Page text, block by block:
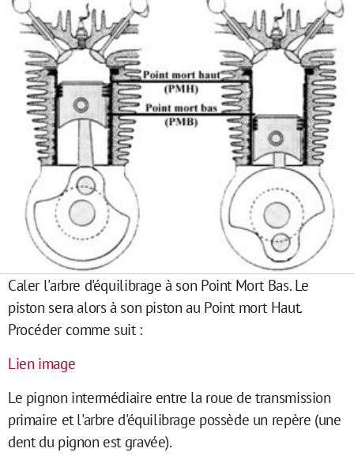
Caler l'arbre d'équilibrage à son Point Mort Bas. Le
piston sera alors à son piston au Point mort Haut.
Procéder comme suit :
Lien image
Le pignon intermédiaire entre la roue de transmission
primaire et l'arbre d'équilibrage possède un repère (une
dent du pignon est gravée).